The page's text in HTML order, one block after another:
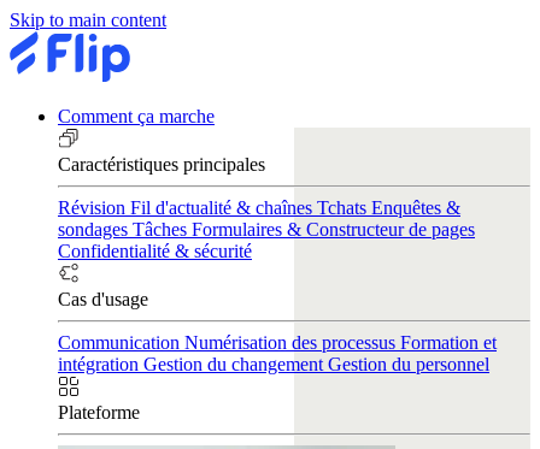
Skip to main content
Comment ça marche
Caractéristiques principales
Révision Fil d'actualité & chaînes Tchats Enquêtes &
sondages Tâches Formulaires & Constructeur de pages
Confidentialité & sécurité
Cas d'usage
Communication Numérisation des processus Formation et
intégration Gestion du changement Gestion du personnel
Plateforme